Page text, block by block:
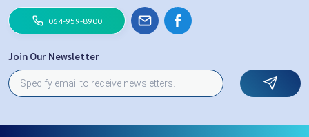
064-959-8900
Join Our Newsletter